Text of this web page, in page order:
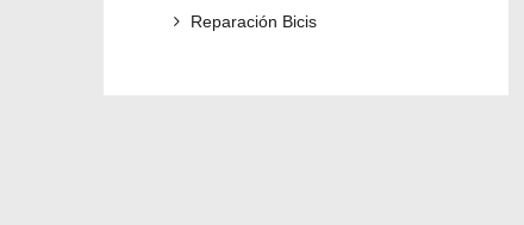
Reparación Bicis